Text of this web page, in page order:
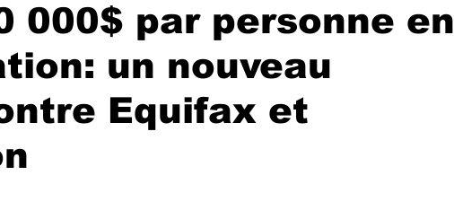
000$ par personne en
un nouveau
Equifax et